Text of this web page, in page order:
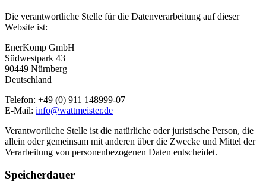
Die verantwortliche Stelle für die Datenverarbeitung auf dieser
Website ist:
EnerKomp GmbH
Südwestpark 43
90449 Nürnberg
Deutschland
Telefon: +49 (0) 911 148999-07
E-Mail: info@wattmeister.de
Verantwortliche Stelle ist die natürliche oder juristische Person, die
allein oder gemeinsam mit anderen über die Zwecke und Mittel der
Verarbeitung von personenbezogenen Daten entscheidet.
Speicherdauer